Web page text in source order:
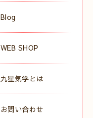
Blog
WEB SHOP
九星気学とは
お問い合わせ